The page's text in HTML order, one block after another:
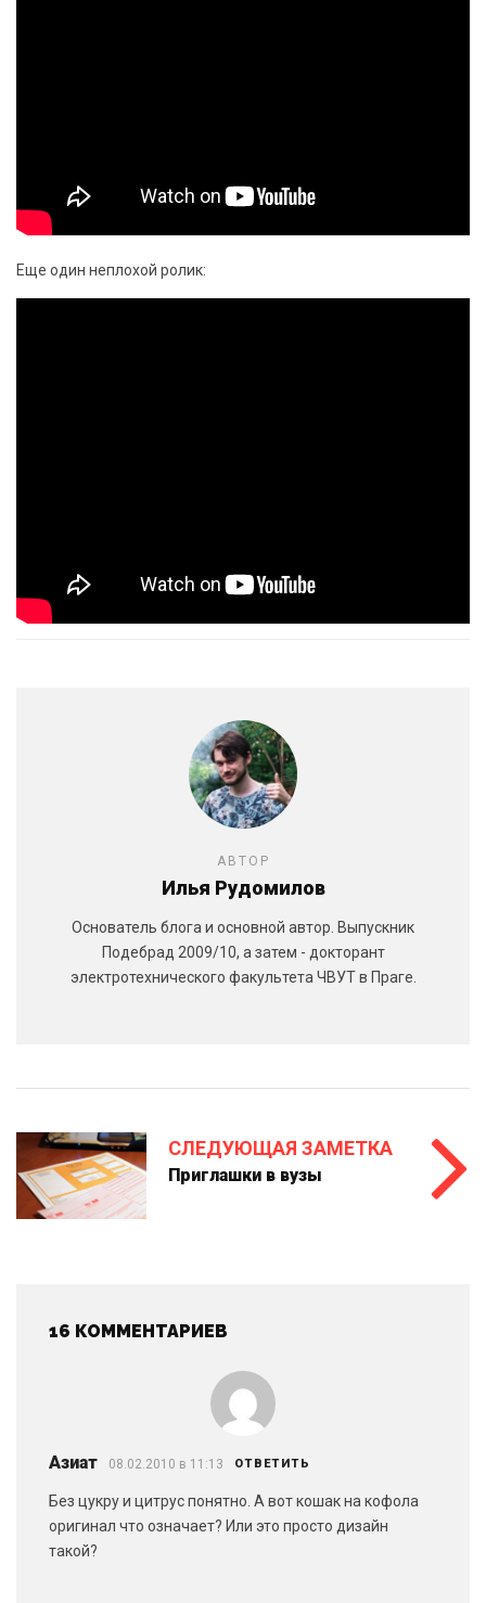
Еще один неплохой ролик:
АВТОР
Илья Рудомилов
Основатель блога и основной автор. Выпускник
Подебрад 2009/10, а затем - докторант
электротехнического факультета ЧВУТ в Праге.
СЛЕДУЮЩАЯ ЗАМЕТКА
Приглашки в вузы
16 КОММЕНТАРИЕВ
Азиат 08.02.2010 в 11:13 ОТВЕТИТЬ
Без цукру и цитрус понятно. А вот кошак на кофола
оригинал что означает? Или это просто дизайн
такой?